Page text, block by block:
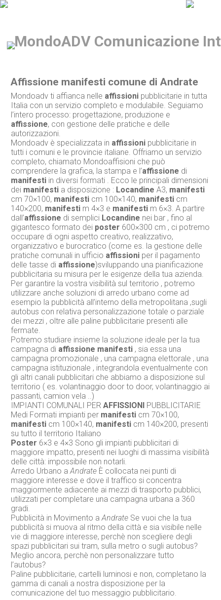
Affissione manifesti comune di Andrate
Mondoadv ti affianca nelle affissioni pubblicitarie in tutta
Italia con un servizio completo e modulabile. Seguiamo
l’intero processo: progettazione, produzione e
affissione, con gestione delle pratiche e delle
autorizzazioni.
Mondoadv è specializzata in affissioni pubblicitarie in
tutti i comuni e le provincie italiane. Offriamo un servizio
completo, chiamato Mondoaffisioni che può
comprendere la grafica, la stampa e l’affissione di
manifesti in diversi formati . Ecco le principali dimensioni
dei manifesti a disposizione : Locandine A3, manifesti
cm 70×100, manifesti cm 100×140, manifesti cm
140×200, manifesti m 4×3 e manifesti m 6×3. A partire
dall’affissione di semplici Locandine nei bar , fino al
gigantesco formato dei poster 600×300 cm , ci potremo
occupare di ogni aspetto creativo, realizzativo,
organizzativo e burocratico (come es. la gestione delle
pratiche comunali in ufficio affissioni per il pagamento
delle tasse di affissione)sviluppando una pianificazione
pubblicitaria su misura per le esigenze della tua azienda.
Per garantire la vostra visibilità sul territorio , potremo
utilizzare anche soluzioni di arredo urbano come ad
esempio la pubblicità all’interno della metropolitana ,sugli
autobus con relativa personalizzazione totale o parziale
dei mezzi , oltre alle paline pubblicitarie presenti alle
fermate.
Potremo studiare insieme la soluzione ideale per la tua
campagna di affissione manifesti , sia essa una
campagna promozionale , una campagna elettorale , una
campagna istituzionale , integrandola eventualmente con
gli altri canali pubblicitari che abbiamo a disposizione sul
territorio ( es. volantinaggio door to door, volantinaggio ai
passanti, camion vela ..)
IMPIANTI COMUNALI PER AFFISSIONI PUBBLICITARIE
Medi Formati impianti per manifesti cm 70×100,
manifesti cm 100×140, manifesti cm 140×200, presenti
su tutto il territorio Italiano
Poster 6×3 e 4×3 Sono gli impianti pubblicitari di
maggiore impatto, presenti nei luoghi di massima visibilità
delle città: impossibile non notarli.
Arredo Urbano aAndrate È collocata nei punti di
maggiore interesse e dove il traffico si concentra
maggiormente adiacente ai mezzi di trasporto pubblici,
utilizzati per completare una campagna urbana a 360
gradi.
Pubblicità in Movimento aAndrate Se vuoi che la tua
pubblicità si muova al ritmo della città e sia visibile nelle
vie di maggiore interesse, perchè non scegliere degli
spazi pubblicitari sui tram, sulla metro o sugli autobus?
Meglio ancora, perchè non personalizzare tutto
l’autobus?
Paline pubblicitarie, cartelli luminosi e non, completano la
gamma di canali a nostra disposizione per la
comunicazione del tuo messaggio pubblicitario.